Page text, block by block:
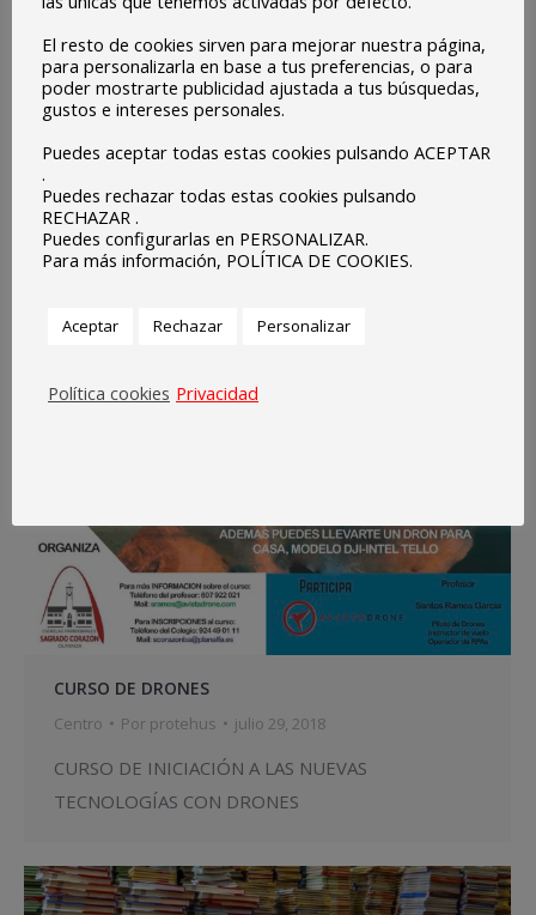
CURSO DE DRONES
Centro Por protehus julio 29, 2018
CURSO DE INICIACIÓN A LAS NUEVAS
TECNOLOGÍAS CON DRONES
El resto de cookies sirven para mejorar nuestra página,
para personalizarla en base a tus preferencias, o para
poder mostrarte publicidad ajustada a tus búsquedas,
gustos e intereses personales.
Puedes aceptar todas estas cookies pulsando ACEPTAR
.
Puedes rechazar todas estas cookies pulsando
RECHAZAR .
Puedes configurarlas en PERSONALIZAR.
Para más información, POLÍTICA DE COOKIES.
Aceptar Rechazar Personalizar
Política cookies Privacidad